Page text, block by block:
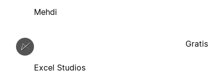
Mehdi
Excel Studios
Gratis